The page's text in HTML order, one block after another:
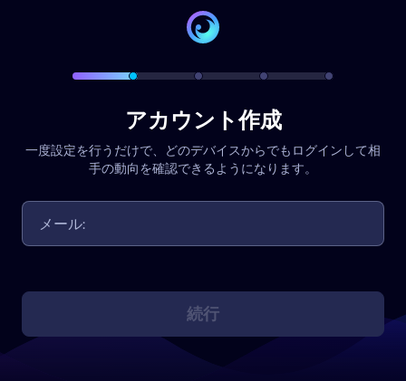
アカウント作成
一度設定を行うだけで、どのデバイスからでもログインして相
手の動向を確認できるようになります。
続行